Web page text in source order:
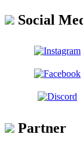
Social
Partner